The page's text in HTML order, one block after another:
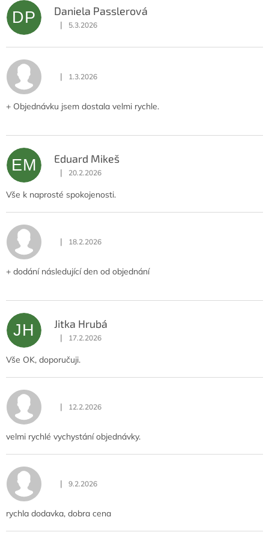
DP Daniela Passlerová
Hodnocení obchodu je 5 z 5 hvězdiček.
| 5.3.2026
Hodnocení obchodu je 5 z 5 hvězdiček.
| 1.3.2026
+ Objednávku jsem dostala velmi rychle.
EM Eduard Mikeš
Hodnocení obchodu je 5 z 5 hvězdiček.
| 20.2.2026
Vše k naprosté spokojenosti.
Hodnocení obchodu je 5 z 5 hvězdiček.
| 18.2.2026
+ dodání následující den od objednání
JH Jitka Hrubá
Hodnocení obchodu je 5 z 5 hvězdiček.
| 17.2.2026
Vše OK, doporučuji.
Hodnocení obchodu je 5 z 5 hvězdiček.
| 12.2.2026
velmi rychlé vychystání objednávky.
Hodnocení obchodu je 5 z 5 hvězdiček.
| 9.2.2026
rychla dodavka, dobra cena